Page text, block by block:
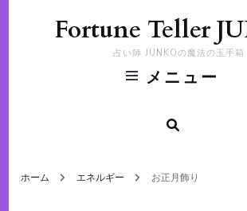
Fortune Teller
占い師 JUNKOの魔法の玉手箱
メニュー
ホーム エネルギー お正月飾り